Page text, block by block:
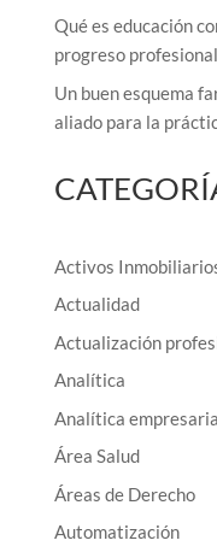
Qué es educación
progreso profesional
Un buen esquema
aliado para la
Activos
Actualidad
Actualización
Analítica
Analítica
Área Salud
Áreas de Derecho
Automatización